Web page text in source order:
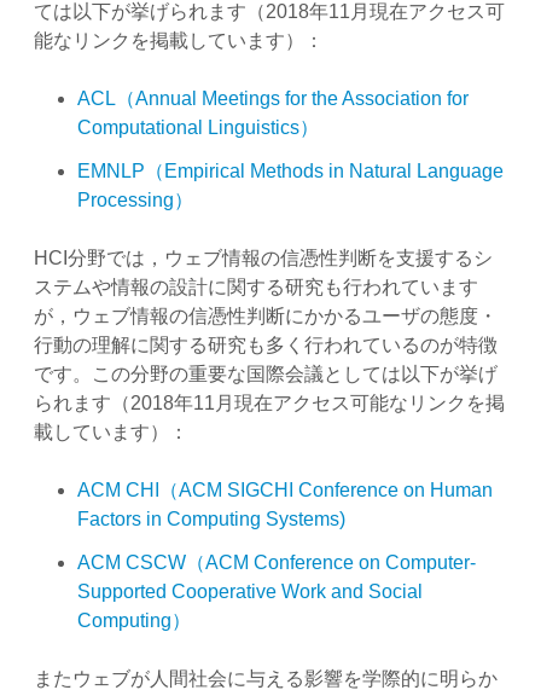
ては以下が挙げられます（2018年11月現在アクセス可
能なリンクを掲載しています）：
ACL（Annual Meetings for the Association for
Computational Linguistics）
EMNLP（Empirical Methods in Natural Language
Processing）
HCI分野では，ウェブ情報の信憑性判断を支援するシ
ステムや情報の設計に関する研究も行われています
が，ウェブ情報の信憑性判断にかかるユーザの態度・
行動の理解に関する研究も多く行われているのが特徴
です。この分野の重要な国際会議としては以下が挙げ
られます（2018年11月現在アクセス可能なリンクを掲
載しています）：
ACM CHI（ACM SIGCHI Conference on Human
Factors in Computing Systems)
ACM CSCW（ACM Conference on Computer-
Supported Cooperative Work and Social
Computing）
またウェブが人間社会に与える影響を学際的に明らか